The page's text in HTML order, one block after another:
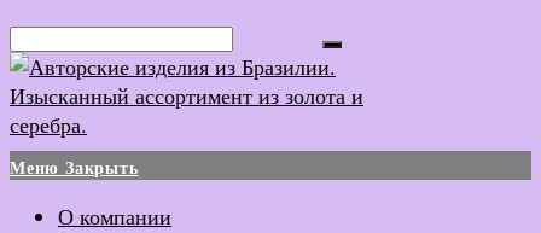
Перейти
к
содержимому
Меню Закрыть
О компании